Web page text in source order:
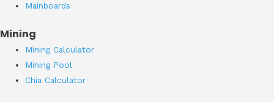
Mainboards
Mining
Mining Calculator
Mining Pool
Chia Calculator